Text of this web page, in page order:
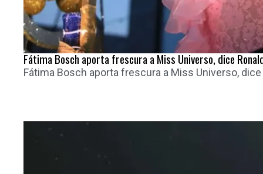
Fátima Bosch aporta frescura a Miss Universo, dice
Fátima Bosch aporta frescura a Miss Universo, dice